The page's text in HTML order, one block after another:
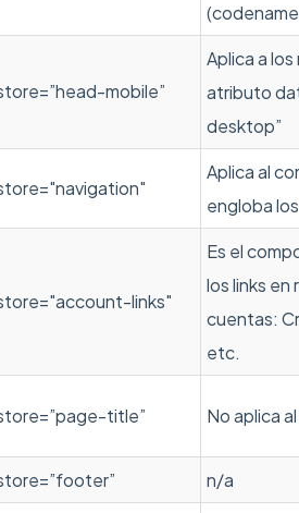
mobile”
Aplica a
atributo
desktop”
Aplica al
engloba
links"
Es el
los links en
cuentas:
etc.
title” No aplica
n/a